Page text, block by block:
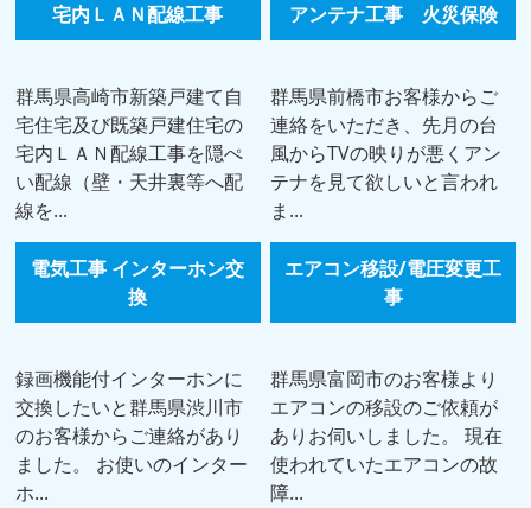
宅内ＬＡＮ配線工事
群馬県高崎市新築戸建て自
宅住宅及び既築戸建住宅の
宅内ＬＡＮ配線工事を隠ぺ
い配線（壁・天井裏等へ配
線を...
アンテナ工事 火災保険
群馬県前橋市お客様からご
連絡をいただき、先月の台
風からTVの映りが悪くアン
テナを見て欲しいと言われ
ま...
電気工事 インターホン交
換
録画機能付インターホンに
交換したいと群馬県渋川市
のお客様からご連絡があり
ました。 お使いのインター
ホ...
エアコン移設/電圧変更工
事
群馬県富岡市のお客様より
エアコンの移設のご依頼が
ありお伺いしました。 現在
使われていたエアコンの故
障...